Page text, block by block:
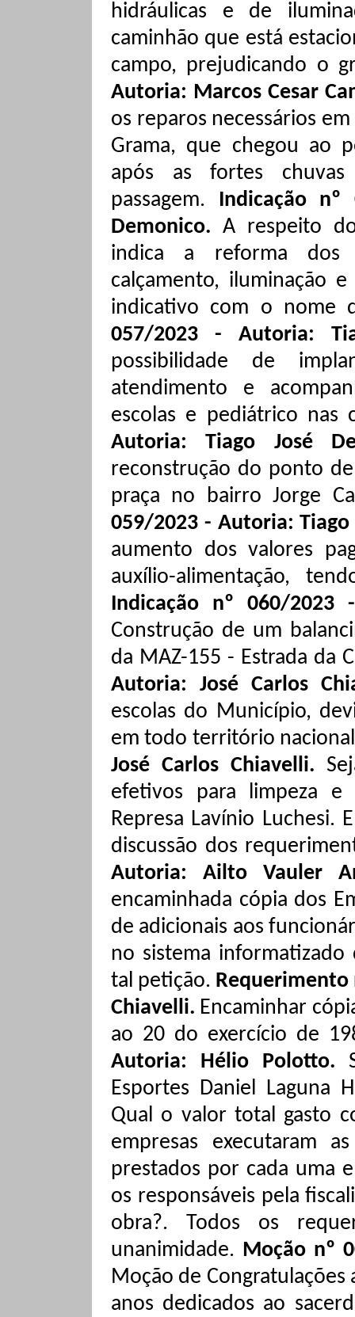
hidráulicas e de
caminhão que está
campo, prejudicando o
Autoria: Marcos Cesar
os reparos necessários
Grama, que chegou ao
após as fortes chuvas
passagem. Indicação
Demonico. A respeito
indica a reforma dos
calçamento, iluminação
indicativo com o nome
057/2023 - Autoria:
possibilidade de
atendimento e
escolas e pediátrico nas
Autoria: Tiago José
reconstrução do ponto
praça no bairro Jorge
059/2023 - Autoria:
aumento dos valores
auxílio-alimentação,
Indicação nº 060/2023
Construção de um
da MAZ-155 - Estrada da
Autoria: José Carlos
escolas do Município,
em todo território
José Carlos Chiavelli.
efetivos para limpeza
Represa Lavínio Luchesi.
discussão dos
Autoria: Ailto Vauler
encaminhada cópia dos
de adicionais aos
no sistema
tal petição. Requerimento
Chiavelli. Encaminhar
ao 20 do exercício de
Autoria: Hélio Polotto.
Esportes Daniel Laguna
Qual o valor total gasto
empresas executaram
prestados por cada uma
os responsáveis pela
obra?. Todos os
unanimidade. Moção nº
Moção de Congratulações
anos dedicados ao